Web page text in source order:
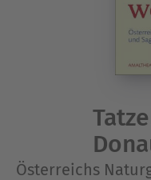
Österreichs